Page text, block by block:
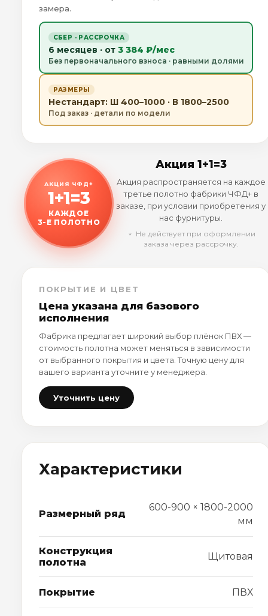
замера.
СБЕР · РАССРОЧКА
6 месяцев · от 3 384 ₽/мес
Без первоначального взноса · равными долями
РАЗМЕРЫ
Нестандарт: Ш 400–1000 · В 1800–2500
Под заказ · детали по модели
АКЦИЯ ЧФД+
1+1=3
КАЖДОЕ
3-Е ПОЛОТНО
Акция 1+1=3
Акция распространяется на каждое
третье полотно фабрики ЧФД+ в
заказе, при условии приобретения у
нас фурнитуры.
﹡ Не действует при оформлении
заказа через рассрочку.
ПОКРЫТИЕ И ЦВЕТ
Цена указана для базового
исполнения
Фабрика предлагает широкий выбор плёнок ПВХ —
стоимость полотна может меняться в зависимости
от выбранного покрытия и цвета. Точную цену для
вашего варианта уточните у менеджера.
Уточнить цену
Характеристики
Размерный ряд
600-900 × 1800-2000
мм
Конструкция
полотна
Щитовая
Покрытие ПВХ